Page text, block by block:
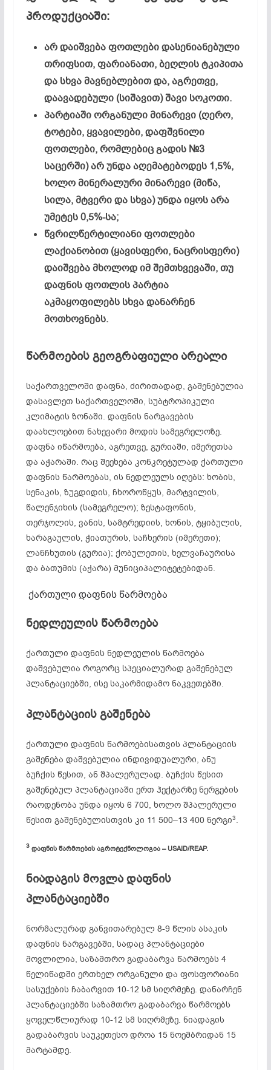
პროდუქციაში:
არ დაიშვება ფოთლები დასენიანებული
თრიფსით, ფარიანათი, ბეღლის ტკიპითა
და სხვა მავნებლებით და, აგრეთვე,
დაავადებული (სიშავით) შავი სოკოთი.
პარტიაში ორგანული მინარევი (ღერო,
ტოტები, ყვავილები, დაფშვნილი
ფოთლები, რომლებიც გადის №3
საცერში) არ უნდა აღემატებოდეს 1,5%,
ხოლო მინერალური მინარევი (მიწა,
სილა, მტვერი და სხვა) უნდა იყოს არა
უმეტეს 0,5%-სა;
წვრილწერტილიანი ფოთლები
ლაქიანობით (ყავისფერი, ნაცრისფერი)
დაიშვება მხოლოდ იმ შემთხვევაში, თუ
დაფნის ფოთლის პარტია
აკმაყოფილებს სხვა დანარჩენ
მოთხოვნებს.
წარმოების გეოგრაფიული არეალი
საქართველოში დაფნა, ძირითადად, გაშენებულია
დასავლეთ საქართველოში, სუბტროპიკული
კლიმატის ზონაში. დაფნის ნარგავების
დაახლოებით ნახევარი მოდის სამეგრელოზე.
დაფნა იწარმოება, აგრეთვე, გურიაში, იმერეთსა
და აჭარაში. რაც შეეხება კონკრეტულად ქართული
დაფნის წარმოებას, ის ნედლეულს იღებს: ხობის,
სენაკის, ზუგდიდის, ჩხოროწყუს, მარტვილის,
წალენჯიხის (სამეგრელო); ზესტაფონის,
თერჯოლის, ვანის, სამტრედიის, ხონის, ტყიბულის,
ხარაგაულის, ჭიათურის, საჩხერის (იმერეთი);
ლანჩხუთის (გურია); ქობულეთის, ხელვაჩაურისა
და ბათუმის (აჭარა) მუნიციპალიტეტებიდან.
ქართული დაფნის წარმოება
ნედლეულის წარმოება
ქართული დაფნის ნედლეულის წარმოება
დაშვებულია როგორც სპეციალურად გაშენებულ
პლანტაციებში, ისე საკარმიდამო ნაკვეთებში.
პლანტაციის გაშენება
ქართული დაფნის წარმოებისათვის პლანტაციის
გაშენება დაშვებულია ინდივიდუალური, ანუ
ბუჩქის წესით, ან შპალერულად. ბუჩქის წესით
გაშენებულ პლანტაციაში ერთ ჰექტარზე ნერგების
რაოდენობა უნდა იყოს 6 700, ხოლო შპალერული
წესით გაშენებულისთვის კი 11 500–13 400 ნერგი3.
3დაფნის წარმოების აგროტექნოლოგია – USAID/REAP.
ნიადაგის მოვლა დაფნის
პლანტაციებში
ნორმალურად განვითარებულ 8-9 წლის ასაკის
დაფნის ნარგავებში, სადაც პლანტაციები
მოვლილია, საზამთრო გადაბარვა წარმოებს 4
წელიწადში ერთხელ ორგანული და ფოსფორიანი
სასუქების ჩაბარვით 10-12 სმ სიღრმეზე. დანარჩენ
პლანტაციებში საზამთრო გადაბარვა წარმოებს
ყოველწლიურად 10-12 სმ სიღრმეზე. ნიადაგის
გადაბარვის საუკეთესო დროა 15 ნოემბრიდან 15
მარტამდე.